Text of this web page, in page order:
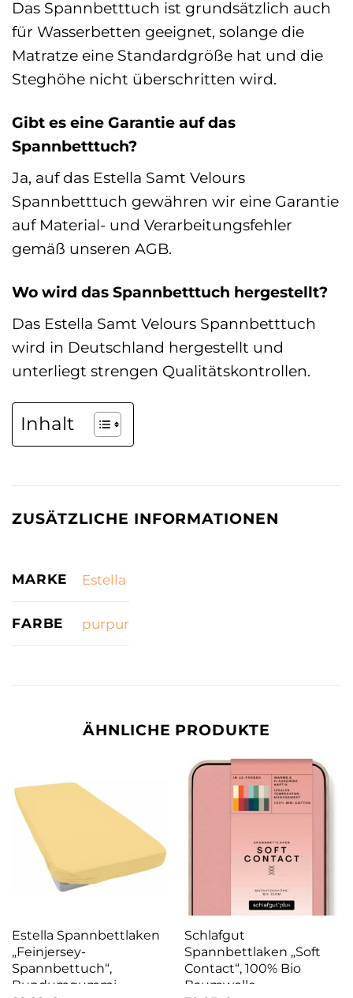
Das Spannbetttuch ist grundsätzlich auch
für Wasserbetten geeignet, solange die
Matratze eine Standardgröße hat und die
Steghöhe nicht überschritten wird.
Gibt es eine Garantie auf das
Spannbetttuch?
Ja, auf das Estella Samt Velours
Spannbetttuch gewähren wir eine Garantie
auf Material- und Verarbeitungsfehler
gemäß unseren AGB.
Wo wird das Spannbetttuch hergestellt?
Das Estella Samt Velours Spannbetttuch
wird in Deutschland hergestellt und
unterliegt strengen Qualitätskontrollen.
Inhalt
ZUSÄTZLICHE INFORMATIONEN
MARKE Estella
FARBE purpur
ÄHNLICHE PRODUKTE
Estella Spannbettlaken
„Feinjersey-
Spannbettuch“,
Rundumgummi
Schlafgut
Spannbettlaken „Soft
Contact“, 100% Bio
Baumwolle